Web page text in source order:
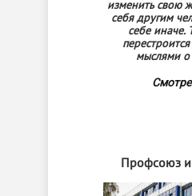
изменить свою
себя другим
себе иначе.
мыслями о
Профсоюз